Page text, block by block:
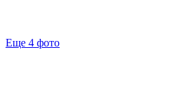
Еще 4 фото